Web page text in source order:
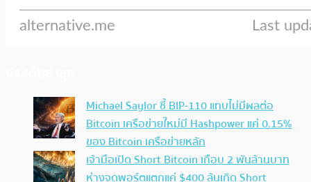
Michael Saylor ชี้ BIP-110 แทบไม่มีผลต่อ
Bitcoin เครือข่ายใหม่มี Hashpower แค่ 0.15%
ของ Bitcoin เครือข่ายหลัก
เจ้ามือเปิด Short Bitcoin เกือบ 2 พันล้านบาท
ห่างจุดพอร์ตแตกแค่ $400 ลุ้นเกิด Short